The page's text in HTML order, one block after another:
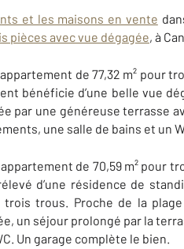
et les maisons en vente
pièces avec vue dégagée, à
appartement de 77,32 m² pour
bénéficie d’une belle vue
par une généreuse terrasse
une salle de bains et un
appartement de 70,59 m² pour
d’une résidence de
trous. Proche de la
un séjour prolongé par la
Un garage complète le bien.